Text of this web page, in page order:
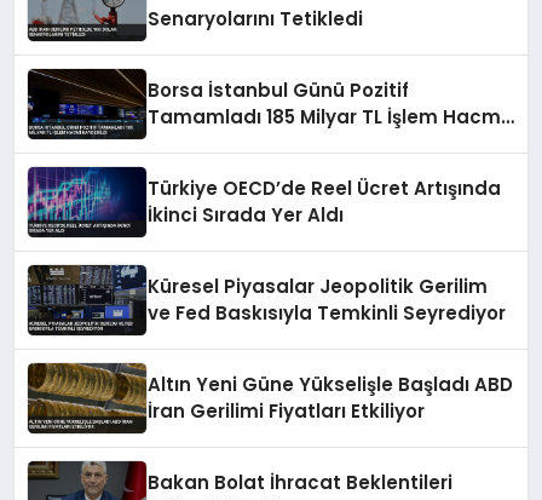
Senaryolarını Tetikledi
Borsa İstanbul Günü Pozitif
Tamamladı 185 Milyar TL İşlem Hacmi
Türkiye OECD’de Reel Ücret Artışında
İkinci Sırada Yer Aldı
Küresel Piyasalar Jeopolitik Gerilim
ve Fed Baskısıyla Temkinli Seyrediyor
Altın Yeni Güne Yükselişle Başladı ABD
İran Gerilimi Fiyatları Etkiliyor
Bakan Bolat İhracat Beklentileri